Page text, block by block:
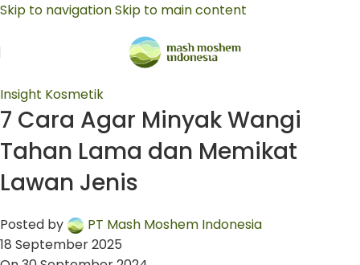
Skip to navigationSkip to main content
Insight Kosmetik
7 Cara Agar Minyak Wangi
Tahan Lama dan Memikat
Lawan Jenis
Posted by
PT Mash Moshem Indonesia
18 September 2025